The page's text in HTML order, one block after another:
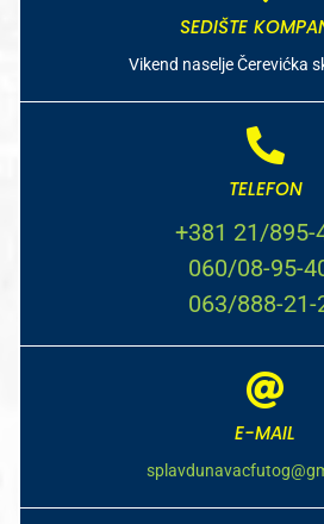
SEDIŠTE
Vikend naselje Čerevićka
TELEFON
+381 21/895-
060/08-95-
063/888-21-
E-MAIL